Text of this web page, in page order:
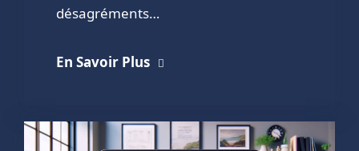
désagréments…
En Savoir Plus